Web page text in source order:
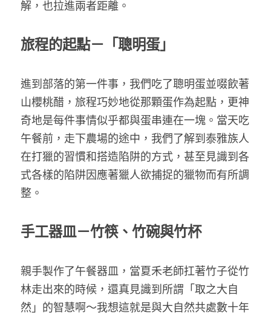
解，也拉進兩者距離。
旅程的起點－「聰明蛋」
進到部落的第一件事，我們吃了聰明蛋並啜飲著
山櫻桃醋，旅程巧妙地從那顆蛋作為起點，更神
奇地是每件事情似乎都與蛋串連在一塊。當天吃
午餐前，走下農場的途中，我們了解到泰雅族人
在打獵的習慣和搭造陷阱的方式，甚至見識到各
式各樣的陷阱因應著獵人欲捕捉的獵物而有所調
整。
手工器皿－竹筷、竹碗與竹杯
親手製作了午餐器皿，當夏禾老師扛著竹子從竹
林走出來的時候，還真見識到所謂「取之大自
然」的智慧啊～我想這就是與大自然共處數十年